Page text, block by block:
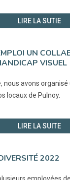
LIRE LA SUTIE
UN
VISUEL
nous avons
locaux de Pulnoy.
LIRE LA SUITE
2022